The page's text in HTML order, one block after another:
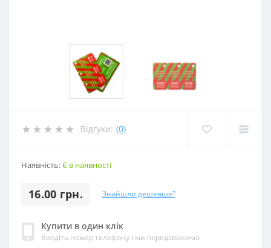
Відгуки: (0)
Наявність:Є в наявності
16.00 грн. Знайшли дешевше?
Купити в один клік
Введіть номер телефону і ми передзвонимо